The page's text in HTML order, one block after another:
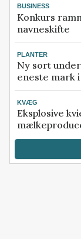
BUSINESS
Konkurs
navneskifte
PLANTER
Ny sort
eneste mark
KVÆG
Eksplosive